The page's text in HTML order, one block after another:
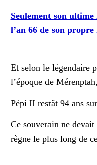
Seulement son
l’an 66 de son propre
Et selon le légendaire
l’époque de
Pépi II restât 94 ans
Ce souverain ne
règne le plus long de